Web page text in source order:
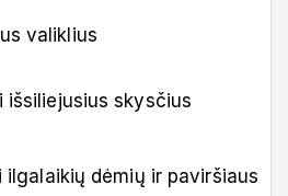
valiklius
skysčius
dėmių ir paviršiaus